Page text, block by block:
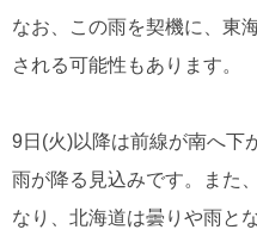
なお、この雨を契機に、東
される可能性もあります。
9日(火)以降は前線が南へ下
雨が降る見込みです。また
なり、北海道は曇りや雨と